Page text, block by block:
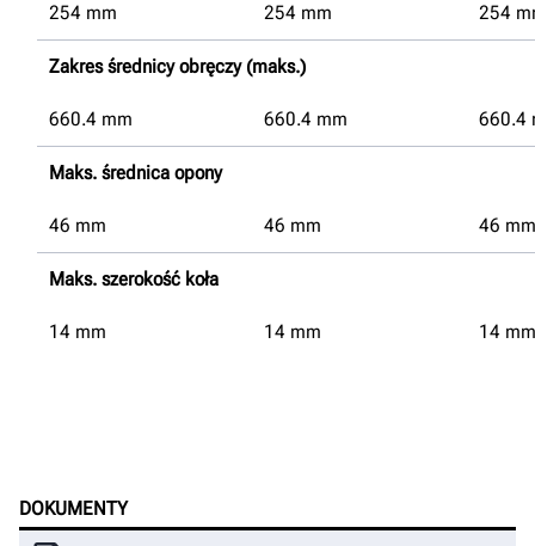
254 mm 254 mm 254
Zakres średnicy obręczy (maks.)
660.4 mm 660.4 mm 660.4
Maks. średnica opony
46 mm 46 mm 46 mm
Maks. szerokość koła
14 mm 14 mm 14 mm
DOKUMENTY